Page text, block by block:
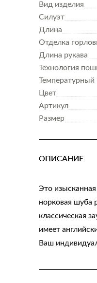
Вид изделия
Силуэт
Длина
Отделка
Длина рукава
Технология
Цвет
Артикул
Размер
ОПИСАНИЕ
Это
норковая шуба
классическая
имеет
Ваш